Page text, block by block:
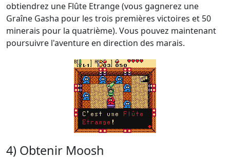
obtiendrez une Flûte Etrange (vous gagnerez une
Graîne Gasha pour les trois premières victoires et 50
minerais pour la quatrième). Vous pouvez maintenant
poursuivre l'aventure en direction des marais.
4) Obtenir Moosh